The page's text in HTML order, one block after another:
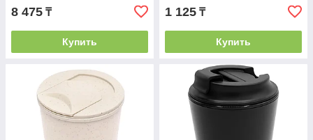
8 475 ₸
Купить
1 125 ₸
Купить